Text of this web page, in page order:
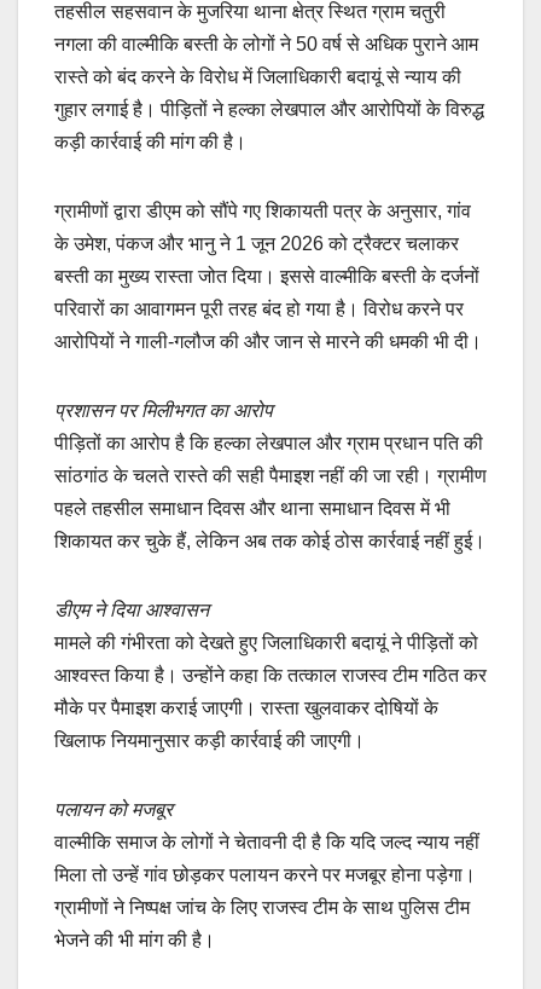
तहसील सहसवान के मुजरिया थाना क्षेत्र स्थित ग्राम चतुरी
नगला की वाल्मीकि बस्ती के लोगों ने 50 वर्ष से अधिक पुराने आम
रास्ते को बंद करने के विरोध में जिलाधिकारी बदायूं से न्याय की
गुहार लगाई है। पीड़ितों ने हल्का लेखपाल और आरोपियों के विरुद्ध
कड़ी कार्रवाई की मांग की है।
ग्रामीणों द्वारा डीएम को सौंपे गए शिकायती पत्र के अनुसार, गांव
के उमेश, पंकज और भानु ने 1 जून 2026 को ट्रैक्टर चलाकर
बस्ती का मुख्य रास्ता जोत दिया। इससे वाल्मीकि बस्ती के दर्जनों
परिवारों का आवागमन पूरी तरह बंद हो गया है। विरोध करने पर
आरोपियों ने गाली-गलौज की और जान से मारने की धमकी भी दी।
प्रशासन पर मिलीभगत का आरोप
पीड़ितों का आरोप है कि हल्का लेखपाल और ग्राम प्रधान पति की
सांठगांठ के चलते रास्ते की सही पैमाइश नहीं की जा रही। ग्रामीण
पहले तहसील समाधान दिवस और थाना समाधान दिवस में भी
शिकायत कर चुके हैं, लेकिन अब तक कोई ठोस कार्रवाई नहीं हुई।
डीएम ने दिया आश्वासन
मामले की गंभीरता को देखते हुए जिलाधिकारी बदायूं ने पीड़ितों को
आश्वस्त किया है। उन्होंने कहा कि तत्काल राजस्व टीम गठित कर
मौके पर पैमाइश कराई जाएगी। रास्ता खुलवाकर दोषियों के
खिलाफ नियमानुसार कड़ी कार्रवाई की जाएगी।
पलायन को मजबूर
वाल्मीकि समाज के लोगों ने चेतावनी दी है कि यदि जल्द न्याय नहीं
मिला तो उन्हें गांव छोड़कर पलायन करने पर मजबूर होना पड़ेगा।
ग्रामीणों ने निष्पक्ष जांच के लिए राजस्व टीम के साथ पुलिस टीम
भेजने की भी मांग की है।